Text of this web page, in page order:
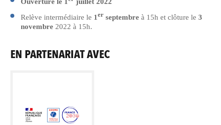
Relève intermédiaire le 1er septembre à 15h et clôture le3
novembre 2022 à 15h.
EN PARTENARIAT AVEC